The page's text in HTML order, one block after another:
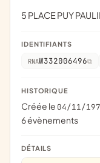
5 PLACE PUY
IDENTIFIANTS
RNAW332006496
HISTORIQUE
Créée le 04/11/
6 évènements
DÉTAILS